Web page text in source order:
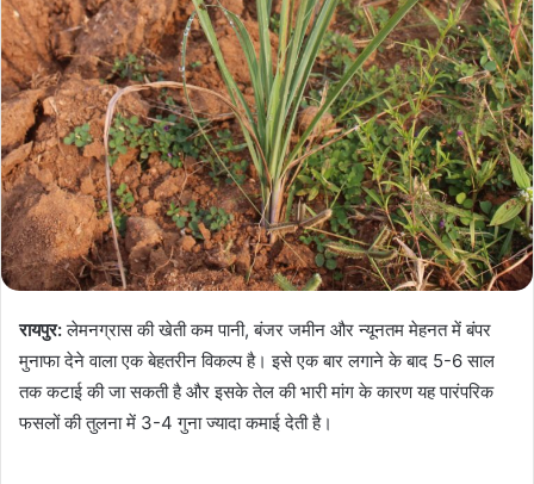
रायपुर:लेमनग्रास की खेती कम पानी, बंजर जमीन और न्यूनतम मेहनत में बंपर
मुनाफा देने वाला एक बेहतरीन विकल्प है। इसे एक बार लगाने के बाद 5-6 साल
तक कटाई की जा सकती है और इसके तेल की भारी मांग के कारण यह पारंपरिक
फसलों की तुलना में 3-4 गुना ज्यादा कमाई देती है।